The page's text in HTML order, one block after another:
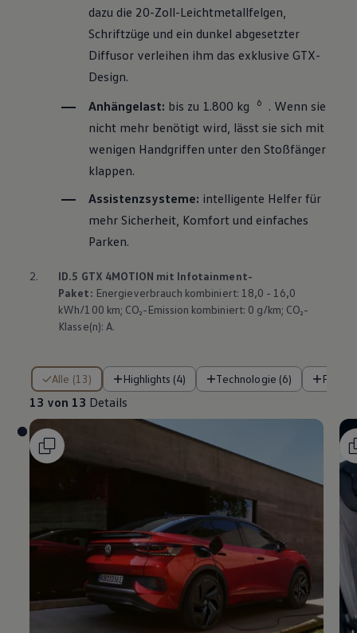
dazu die 20-Zoll-Leichtmetallfelgen,
Schriftzüge und ein dunkel abgesetzter
Diffusor verleihen ihm das exklusive GTX-
Design.
Anhängelast: bis zu 1.800 kg 6
. Wenn sie
nicht mehr benötigt wird, lässt sie sich mit
wenigen Handgriffen unter den Stoßfänger
klappen.
Assistenzsysteme: intelligente Helfer für
mehr Sicherheit, Komfort und einfaches
Parken.
2. ID.5 GTX 4MOTION mit Infotainment-
Paket: Energieverbrauch kombiniert: 18,0 - 16,0
kWh/100 km; CO₂-Emission kombiniert: 0 g/km; CO₂-
Klasse(n): A.
Alle (13) Highlights (4) Technologie (6)
13 von 13 Details
13 von 13 Details